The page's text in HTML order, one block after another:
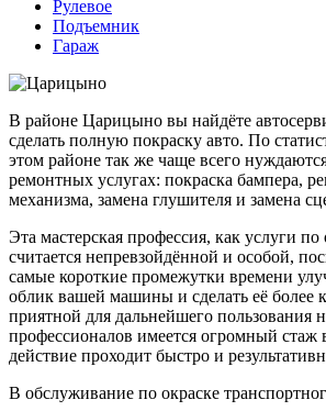
Рулевое
Подъемник
Гараж
В районе Царицыно вы найдёте
сделать полную покраску авто. По
этом районе так же чаще всего
ремонтных услугах: покраска бампера,
механизма, замена глушителя и замена
Эта мастерская профессия, как услуги
считается непревзойдённой и особой,
самые короткие промежутки времени
облик вашей машины и сделать её более
приятной для дальнейшего пользования
профессионалов имеется огромный стаж
действие проходит быстро и
В обслуживание по окраске